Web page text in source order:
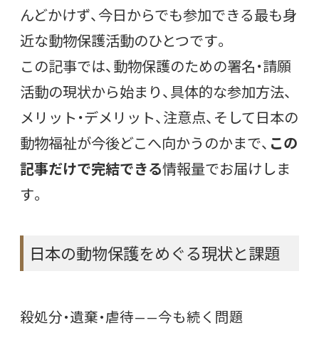
んどかけず、今日からでも参加できる最も身
近な動物保護活動のひとつです。
この記事では、動物保護のための署名・請願
活動の現状から始まり、具体的な参加方法、
メリット・デメリット、注意点、そして日本の
動物福祉が今後どこへ向かうのかまで、 この
記事だけで完結できる情報量でお届けしま
す。
日本の動物保護をめぐる現状と課題
殺処分・遺棄・虐待——今も続く問題